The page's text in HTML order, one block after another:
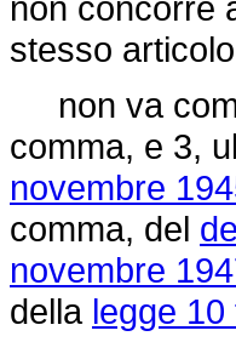
stesso
non va
comma, e 3,
novembre
comma, del
novembre
della legge